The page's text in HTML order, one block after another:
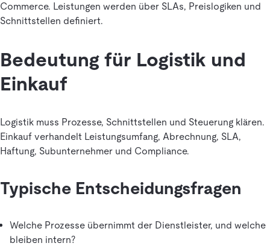
Commerce. Leistungen werden über SLAs, Preislogiken und
Schnittstellen definiert.
Bedeutung für Logistik und
Einkauf
Logistik muss Prozesse, Schnittstellen und Steuerung klären.
Einkauf verhandelt Leistungsumfang, Abrechnung, SLA,
Haftung, Subunternehmer und Compliance.
Typische Entscheidungsfragen
Welche Prozesse übernimmt der Dienstleister, und welche
bleiben intern?